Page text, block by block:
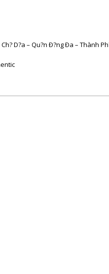
D?a – Qu?n Ð?ng Ða – Thành